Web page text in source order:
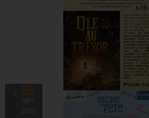
19
SEPT
2026